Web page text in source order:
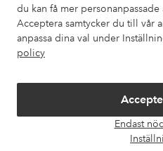
du kan få mer
Acceptera samtycker du till vår
anpassa dina val under
policy
Endast
Om Ellos
Villkor